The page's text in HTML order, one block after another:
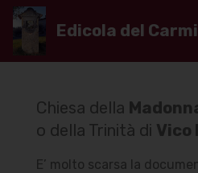
Chiesa della
o della Trinità di Vico
E’ molto scarsa la
Edicola del